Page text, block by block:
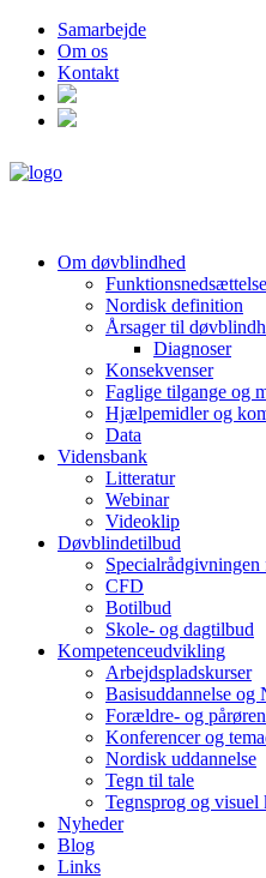
Samarbejde
Om os
Kontakt
Om døvblindhed
Nordisk definition
Årsager til
Diagnoser
Konsekvenser
Faglige tilgange og
Hjælpemidler og
Data
Vidensbank
Litteratur
Webinar
Videoklip
Døvblindetilbud
CFD
Botilbud
Skole- og dagtilbud
Kompetenceudvikling
Arbejdspladskurser
Basisuddannelse
Forældre- og
Konferencer og
Nordisk uddannelse
Tegn til tale
Tegnsprog og
Nyheder
Blog
Links